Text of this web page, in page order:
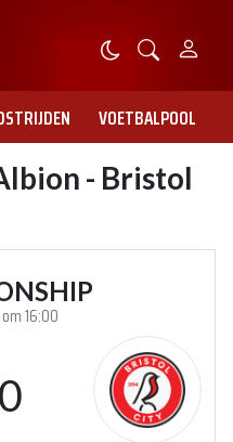
VOETBALPOOL
- Bristol
16:00